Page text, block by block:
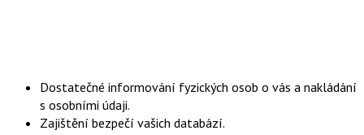
Dostatečné informování fyzických osob o vás a nakládání
s osobními údaji.
Zajištění bezpečí vašich databází.